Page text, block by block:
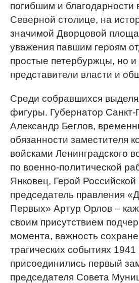
погибшим и
Северной столице, на
значимой Дворцовой
уважения павшим героям
простые петербуржцы, но
представители власти и
Среди собравшихся
фигуры. Губернатор Санкт-
Александр Беглов,
обязанности заместителя
войсками Ленинградского
по военно-политической
Янковец, Герой
председатель правления
Первых» Артур Орлов –
своим присутствием
момента, важность
трагических событиях
присоединились первый
председателя Совета